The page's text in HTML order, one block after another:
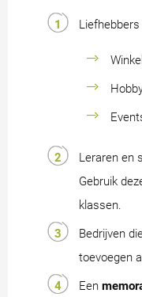
Leraren en
Gebruik
klassen.
Bedrijven
toevoegen
Een